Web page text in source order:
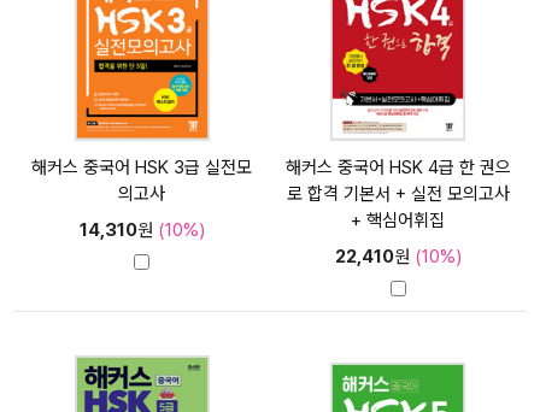
해커스 중국어 HSK 3급 실전모
의고사
14,310원 (10%)
해커스 중국어 HSK 4급 한 권으
로 합격 기본서 + 실전 모의고사
+ 핵심어휘집
22,410원 (10%)